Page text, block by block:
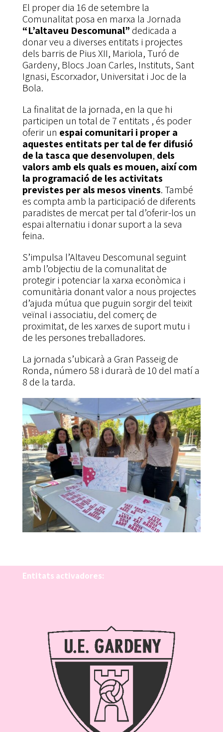
El proper dia 16 de setembre la
Comunalitat posa en marxa la Jornada
“L’altaveu Descomunal”dedicada a
donar veu a diverses entitats i projectes
dels barris de Pius XII, Mariola, Turó de
Gardeny, Blocs Joan Carles, Instituts, Sant
Ignasi, Escorxador, Universitat i Joc de la
Bola.
La finalitat de la jornada, en la que hi
participen un total de 7 entitats , és poder
oferir un espai comunitari i proper a
aquestes entitats per tal de fer difusió
de la tasca que desenvolupen, dels
valors amb els quals es mouen, així com
la programació de les activitats
previstes per als mesos vinents. També
es compta amb la participació de diferents
paradistes de mercat per tal d’oferir-los un
espai alternatiu i donar suport a la seva
feina.
S’impulsa l’Altaveu Descomunal seguint
amb l’objectiu de la comunalitat de
protegir i potenciar la xarxa econòmica i
comunitària donant valor a nous projectes
d’ajuda mútua que puguin sorgir del teixit
veïnal i associatiu, del comerç de
proximitat, de les xarxes de suport mutu i
de les persones treballadores.
La jornada s’ubicarà a Gran Passeig de
Ronda, número 58 i durarà de 10 del matí a
8 de la tarda.
Entitats activadores: